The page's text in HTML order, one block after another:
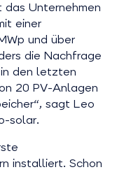
Unternehmen
einer
und über
die Nachfrage
den letzten
20 PV-Anlagen
sagt Leo
solar.
installiert. Schon